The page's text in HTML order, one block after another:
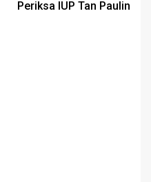
Periksa IUP Tan Paulin